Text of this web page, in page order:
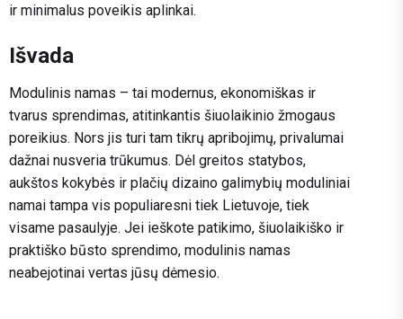
ir minimalus poveikis aplinkai.
Išvada
Modulinis namas – tai modernus, ekonomiškas ir
tvarus sprendimas, atitinkantis šiuolaikinio žmogaus
poreikius. Nors jis turi tam tikrų apribojimų, privalumai
dažnai nusveria trūkumus. Dėl greitos statybos,
aukštos kokybės ir plačių dizaino galimybių moduliniai
namai tampa vis populiaresni tiek Lietuvoje, tiek
visame pasaulyje. Jei ieškote patikimo, šiuolaikiško ir
praktiško būsto sprendimo, modulinis namas
neabejotinai vertas jūsų dėmesio.